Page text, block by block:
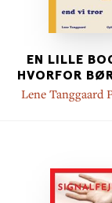
EN LILLE
HVORFOR
Lene Tanggaard